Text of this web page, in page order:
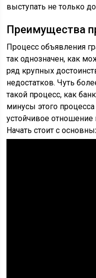
выступать не только
Преимущества
Процесс объявления
так однозначен, как
ряд крупных
недостатков. Чуть
такой процесс, как
минусы этого
устойчивое
Начать стоит с